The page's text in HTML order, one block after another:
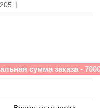
сумма заказа -